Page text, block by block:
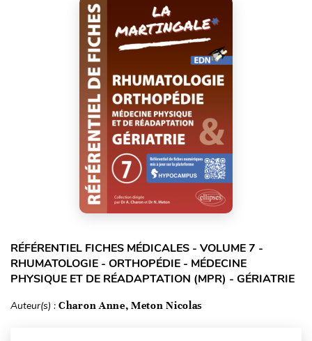
RÉFÉRENTIEL FICHES MÉDICALES - VOLUME 7 -
RHUMATOLOGIE - ORTHOPÉDIE - MÉDECINE
PHYSIQUE ET DE RÉADAPTATION (MPR) - GÉRIATRIE
Auteur(s) : Charon Anne, Meton Nicolas